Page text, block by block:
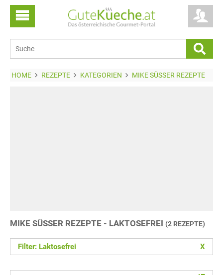
HOME REZEPTE KATEGORIEN MIKE SÜSSER REZEPTE
MIKE SÜSSER REZEPTE - LAKTOSEFREI (2 REZEPTE)
Filter: Laktosefrei X